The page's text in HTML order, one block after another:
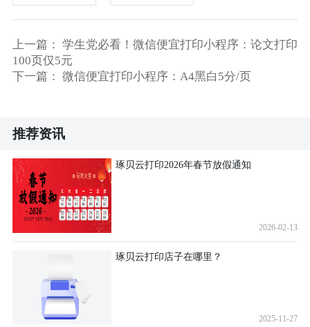
上一篇： 学生党必看！微信便宜打印小程序：论文打印
100页仅5元
下一篇： 微信便宜打印小程序：A4黑白5分/页
推荐资讯
琢贝云打印2026年春节放假通知
2026-02-13
琢贝云打印店子在哪里？
2025-11-27